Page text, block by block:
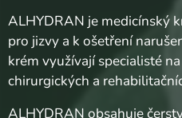
ALHYDRAN je medicínský
pro jizvy a k ošetření
krém využívají specialisté
chirurgických a
ALHYDRAN obsahuje